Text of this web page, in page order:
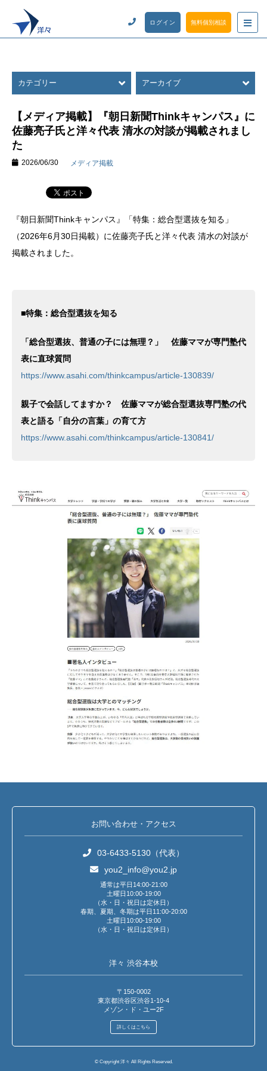
ログイン 無料個別相談
カテゴリー アーカイブ
【メディア掲載】『朝日新聞Thinkキャンパス』に
佐藤亮子氏と洋々代表 清水の対談が掲載されまし
た
2026/06/30 メディア掲載
『朝日新聞Thinkキャンパス』「特集：総合型選抜を知る」
（2026年6月30日掲載）に佐藤亮子氏と洋々代表 清水の対談が
掲載されました。
■特集：総合型選抜を知る
「総合型選抜、普通の子には無理？」 佐藤ママが専門塾代
表に直球質問
https://www.asahi.com/thinkcampus/article-130839/
親子で会話してますか？ 佐藤ママが総合型選抜専門塾の代
表と語る「自分の言葉」の育て方
https://www.asahi.com/thinkcampus/article-130841/
お問い合わせ・アクセス
03-6433-5130（代表）
you2_info@you2.jp
通常は平日14:00-21:00
土曜日10:00-19:00
（水・日・祝日は定休日）
春期、夏期、冬期は平日11:00-20:00
土曜日10:00-19:00
（水・日・祝日は定休日）
洋々 渋谷本校
〒150-0002
東京都渋谷区渋谷1-10-4
メゾン・ド・ユー2F
詳しくはこちら
© Copyright 洋々 All Rights Reserved.